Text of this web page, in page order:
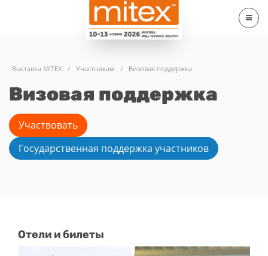
Выставка MITEX / Участникам / Визовая поддержка
Визовая поддержка
Участвовать
Государственная поддержка участников
Отели и билеты